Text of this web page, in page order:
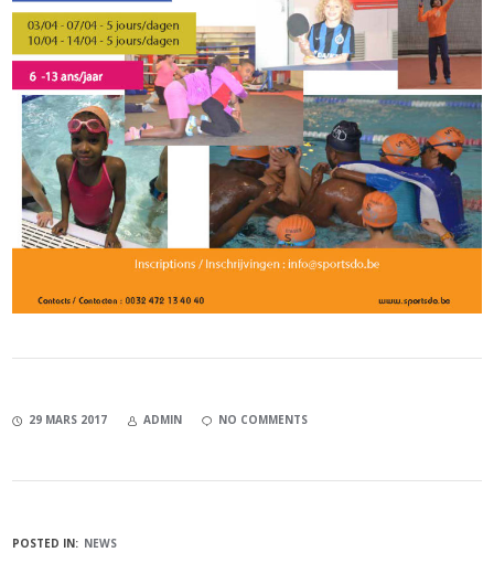
29 MARS 2017 ADMIN NO COMMENTS
POSTED IN: NEWS